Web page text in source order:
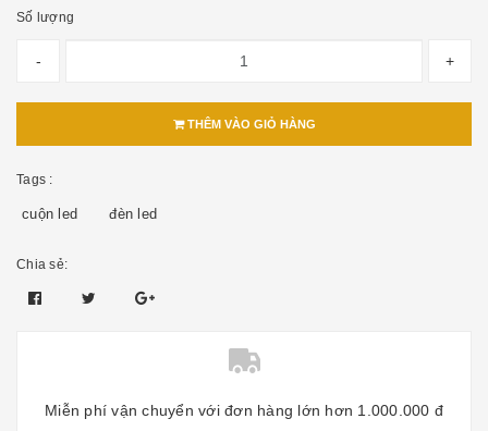
Số lượng
- +
THÊM VÀO GIỎ HÀNG
Tags :
cuộn led đèn led
Chia sẻ:
Miễn phí vận chuyển với đơn hàng lớn hơn 1.000.000 đ